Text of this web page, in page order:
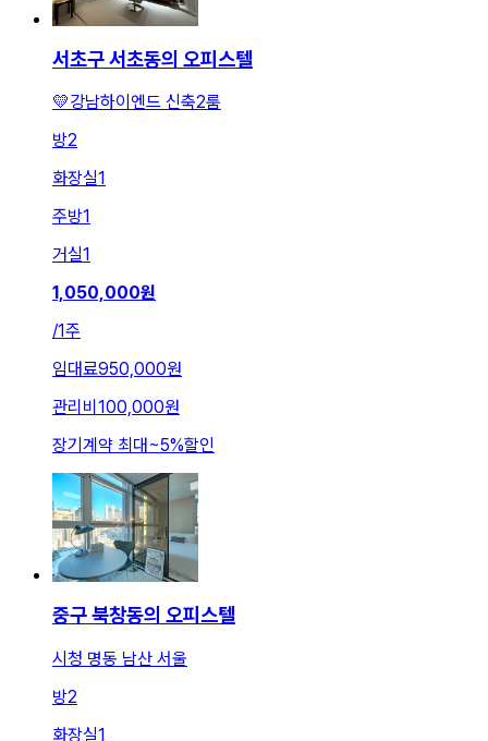
서초구 서초동의 오피스텔
💛강남하이엔드 신축2룸
방2
화장실1
주방1
거실1
1,050,000원
/1주
임대료950,000원
관리비 100,000원
장기계약 최대 ~5%할인
중구 북창동의 오피스텔
시청 명동 남산 서울
방2
화장실1